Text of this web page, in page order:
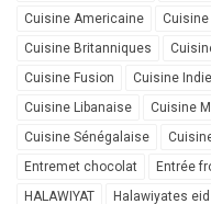
Cuisine Americaine
Cuisine Britanniques
Cuisine Fusion
Cuisine
Cuisine Libanaise
Cuisine
Cuisine Sénégalaise
Entremet chocolat
Entrée
HALAWIYAT
Halawiyates eid